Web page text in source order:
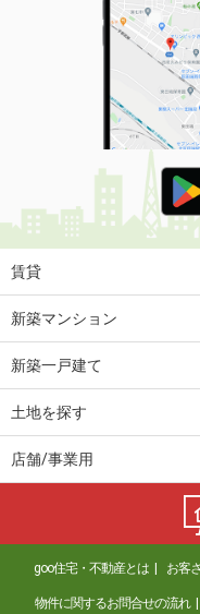
賃貸
新築マンション
新築一戸建て
土地を探す
店舗/事業用
goo住宅・不動産とは お客
物件に関するお問合せの流れ